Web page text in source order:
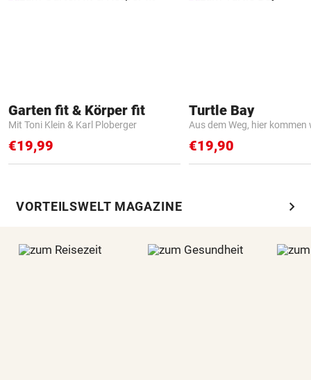
Garten fit & Körper fit
Mit Toni Klein & Karl Ploberger
€19,99
Turtle Bay
Aus dem Weg, hier kommen
€19,90
VORTEILSWELT MAGAZINE chevron_right